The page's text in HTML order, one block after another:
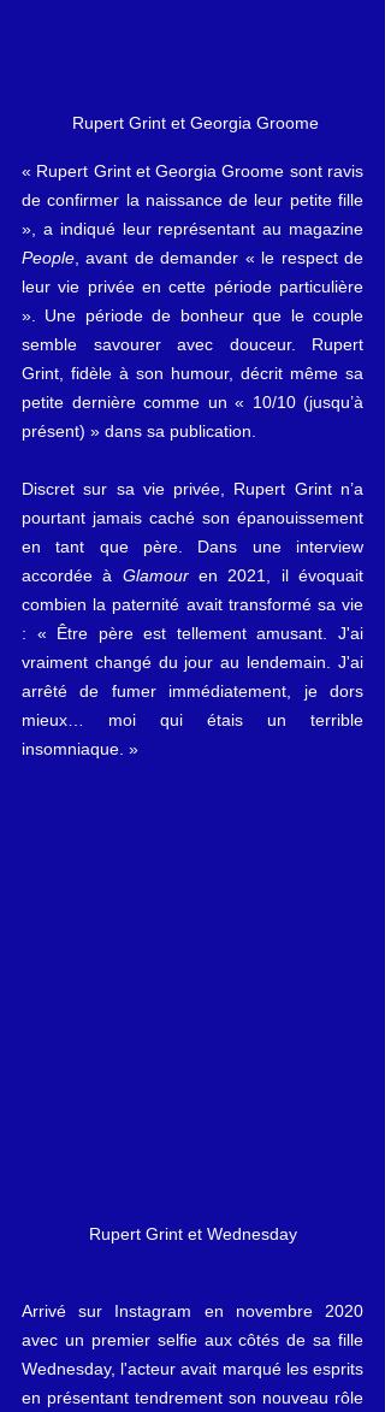
Rupert Grint et Georgia Groome
« Rupert Grint et Georgia Groome sont ravis
de confirmer la naissance de leur petite fille
People , avant de demander « le respect de
leur vie privée en cette période particulière
». Une période de bonheur que le couple
semble savourer avec douceur. Rupert
Grint, fidèle à son humour, décrit même sa
petite dernière comme un « 10/10 (jusqu’à
présent) » dans sa publication.
Discret sur sa vie privée, Rupert Grint n’a
pourtant jamais caché son épanouissement
en tant que père. Dans une interview
accordée à Glamour en 2021, il évoquait
combien la paternité avait transformé sa vie
: « Être père est tellement amusant. J'ai
vraiment changé du jour au lendemain. J'ai
arrêté de fumer immédiatement, je dors
mieux… moi qui étais un terrible
insomniaque. »
Rupert Grint et Wednesday
Arrivé sur Instagram en novembre 2020
avec un premier selfie aux côtés de sa fille
Wednesday, l'acteur avait marqué les esprits
en présentant tendrement son nouveau rôle